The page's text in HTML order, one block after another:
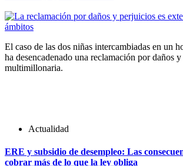
El caso de las dos niñas intercambiadas en un
ha desencadenado una reclamación por daños
multimillonaria.
Actualidad
ERE y subsidio de desempleo: Las
cobrar más de lo que la ley obliga